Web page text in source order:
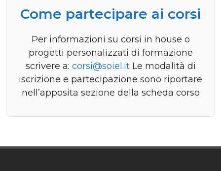
Come partecipare ai corsi
Per informazioni su corsi in house o
progetti personalizzati di formazione
scrivere a: corsi@soiel.itLe modalità di
iscrizione e partecipazione sono riportare
nell’apposita sezione della scheda corso